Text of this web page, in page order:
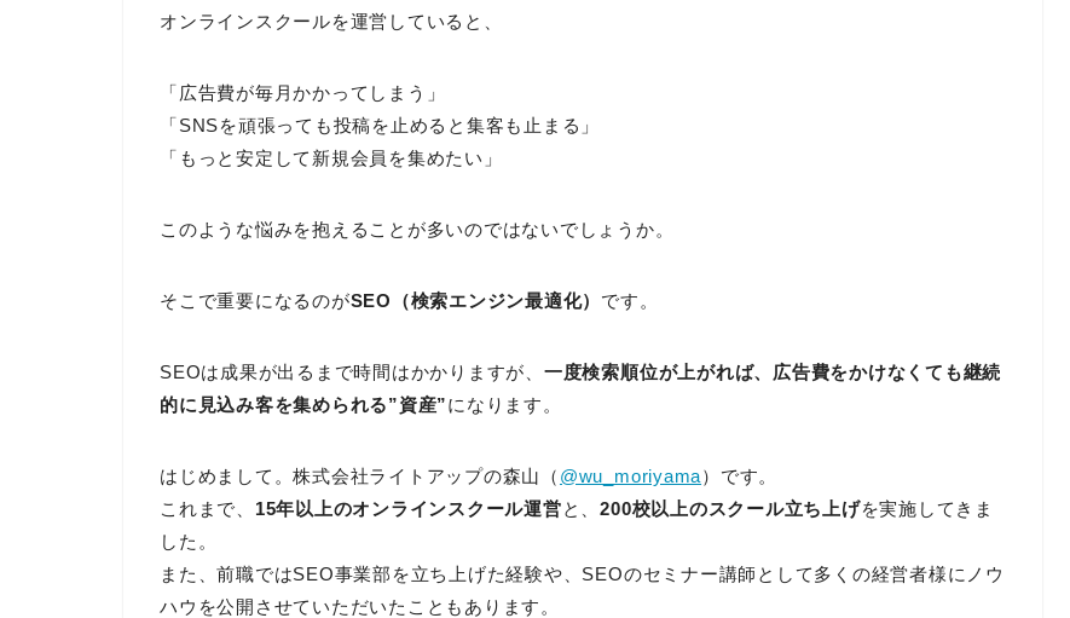
オンラインスクールを運営していると、
「広告費が毎月かかってしまう」
「SNSを頑張っても投稿を止めると集客も止まる」
「もっと安定して新規会員を集めたい」
このような悩みを抱えることが多いのではないでしょうか。
そこで重要になるのがSEO（検索エンジン最適化） です。
SEOは成果が出るまで時間はかかりますが、 一度検索順位が上がれば、広告費をかけなくても継続
的に見込み客を集められる”資産”になります。
はじめまして。株式会社ライトアップの森山（ @wu_moriyama）です。
これまで、 15年以上のオンラインスクール運営と、200校以上のスクール立ち上げを実施してきま
した。
また、前職ではSEO事業部を立ち上げた経験や、SEOのセミナー講師として多くの経営者様にノウ
ハウを公開させていただいたこともあります。